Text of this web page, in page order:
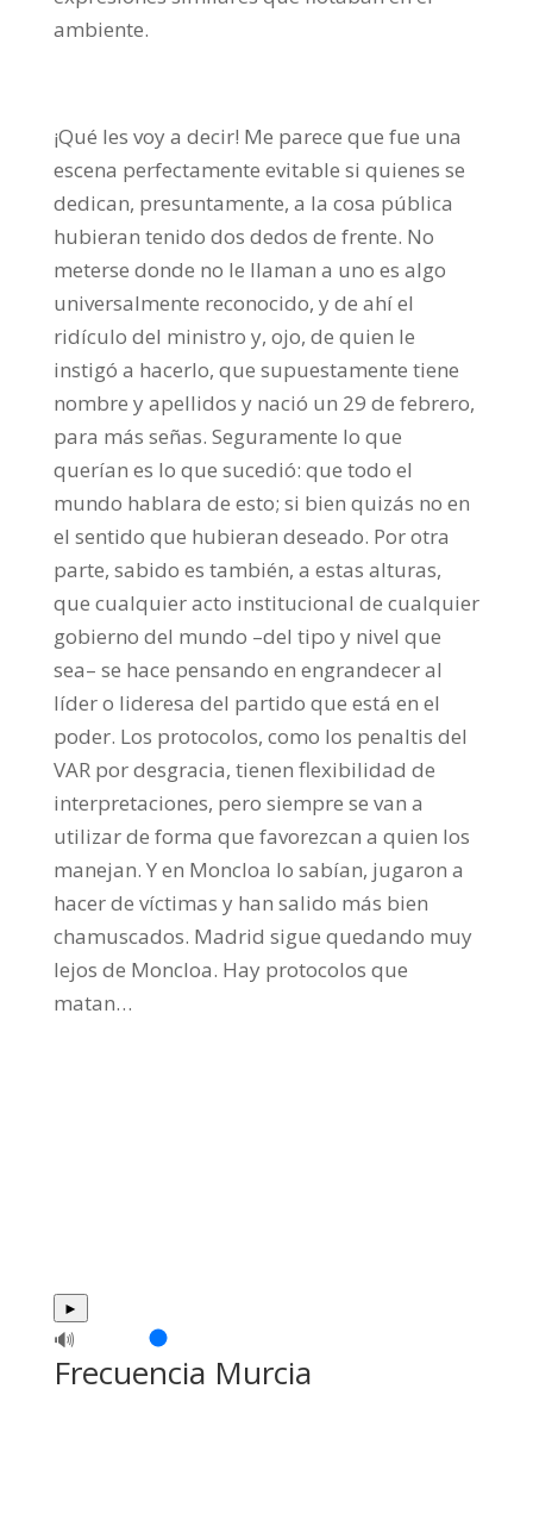
ambiente.
¡Qué les voy a decir! Me parece que fue una
escena perfectamente evitable si quienes se
dedican, presuntamente, a la cosa pública
hubieran tenido dos dedos de frente. No
meterse donde no le llaman a uno es algo
universalmente reconocido, y de ahí el
ridículo del ministro y, ojo, de quien le
instigó a hacerlo, que supuestamente tiene
nombre y apellidos y nació un 29 de febrero,
para más señas. Seguramente lo que
querían es lo que sucedió: que todo el
mundo hablara de esto; si bien quizás no en
el sentido que hubieran deseado. Por otra
parte, sabido es también, a estas alturas,
que cualquier acto institucional de cualquier
gobierno del mundo –del tipo y nivel que
sea– se hace pensando en engrandecer al
líder o lideresa del partido que está en el
poder. Los protocolos, como los penaltis del
VAR por desgracia, tienen flexibilidad de
interpretaciones, pero siempre se van a
utilizar de forma que favorezcan a quien los
manejan. Y en Moncloa lo sabían, jugaron a
hacer de víctimas y han salido más bien
chamuscados. Madrid sigue quedando muy
lejos de Moncloa. Hay protocolos que
matan…
►
🔊
Frecuencia Murcia